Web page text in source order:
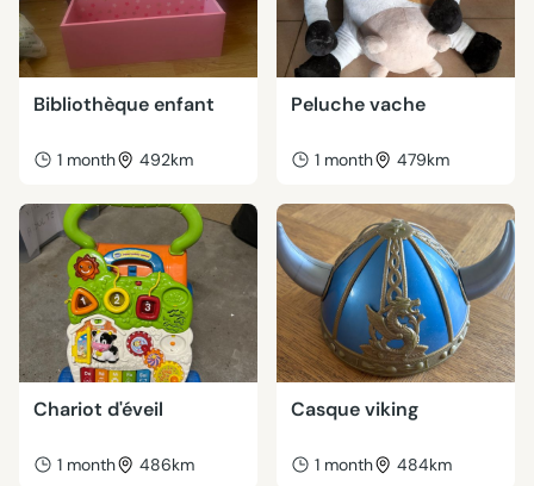
Bibliothèque enfant
1 month 492km
Peluche vache
1 month 479km
Chariot d'éveil
1 month 486km
Casque viking
1 month 484km